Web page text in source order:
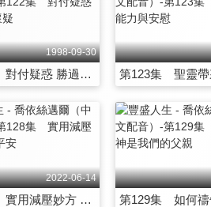
1998-09-30
第122集 對付疑惑 勝過自我懷疑
2022-06-14
第128集 實用減壓妙方 神賜平安